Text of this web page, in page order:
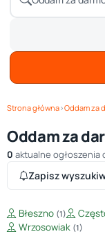
Strona główna›Oddam za
Oddam za
0 aktualne
Zapisz
Błeszno (1)
Wrzosowiak (1)